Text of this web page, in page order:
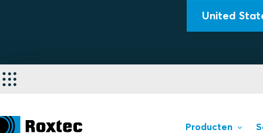
United
Producten